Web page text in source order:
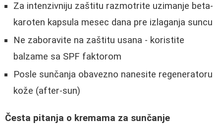
Za intenzivniju zaštitu razmotrite uzimanje beta-
karoten kapsula mesec dana pre izlaganja suncu
Ne zaboravite na zaštitu usana - koristite
balzame sa SPF faktorom
Posle sunčanja obavezno nanesite regeneratoru
kože (after-sun)
Česta pitanja o kremama za sunčanje